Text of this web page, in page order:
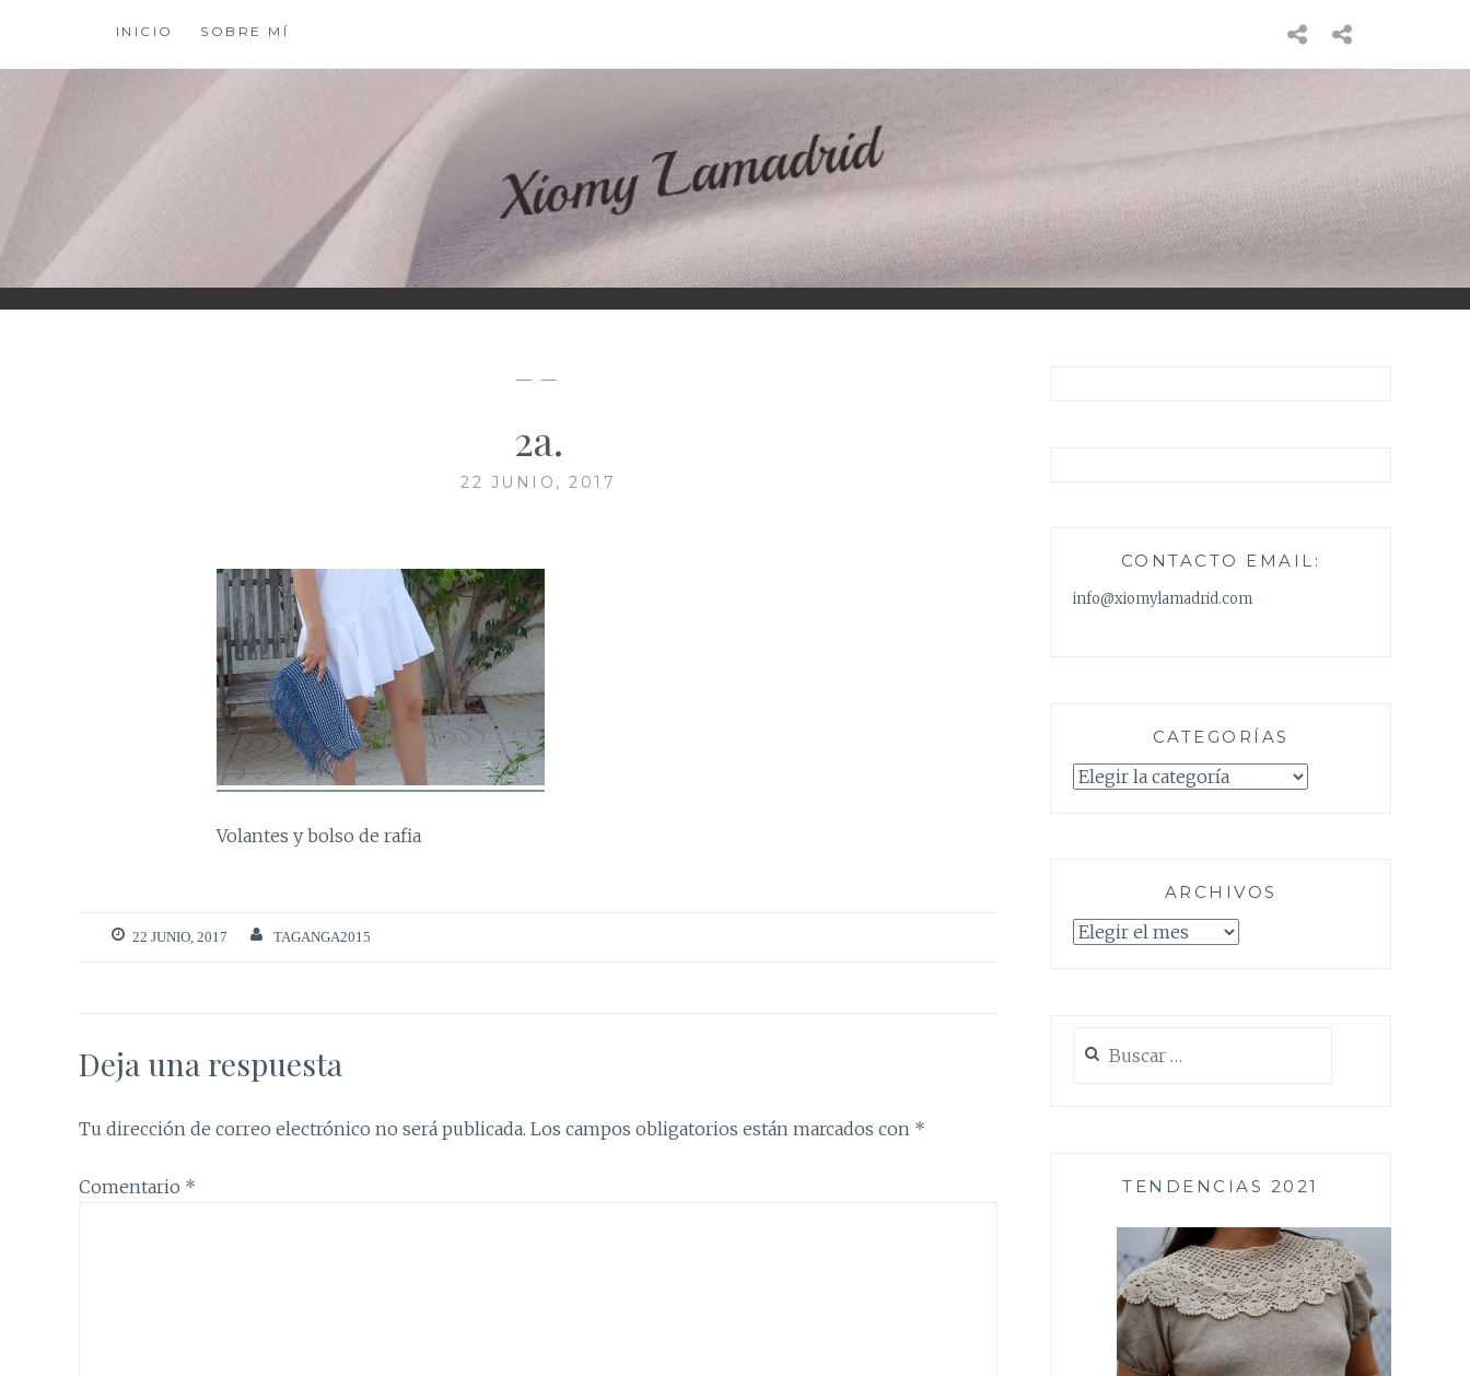
contenido
INICIO SOBRE MÍ INICIO
XIOMY LAMADRID
— —
2a.
22 JUNIO, 2017
Volantes y bolso de rafia
22 JUNIO, 2017 TAGANGA2015
Deja una respuesta
Tu dirección de correo electrónico no será publicada. Los campos obligatorios están marcados con *
Comentario *
CONTACTO EMAIL:
info@xiomylamadrid.com
CATEGORÍAS
Categorías
ARCHIVOS
Archivos
TENDENCIAS 2021